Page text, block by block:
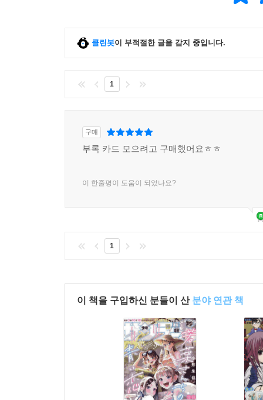
클린봇이 부적절한 글을 감지 중입니다.
1
구매
부록 카드 모으려고 구매했어요ㅎㅎ
이 한줄평이 도움이 되었나요?
1
이 책을 구입하신 분들이 산 분야 연관 책